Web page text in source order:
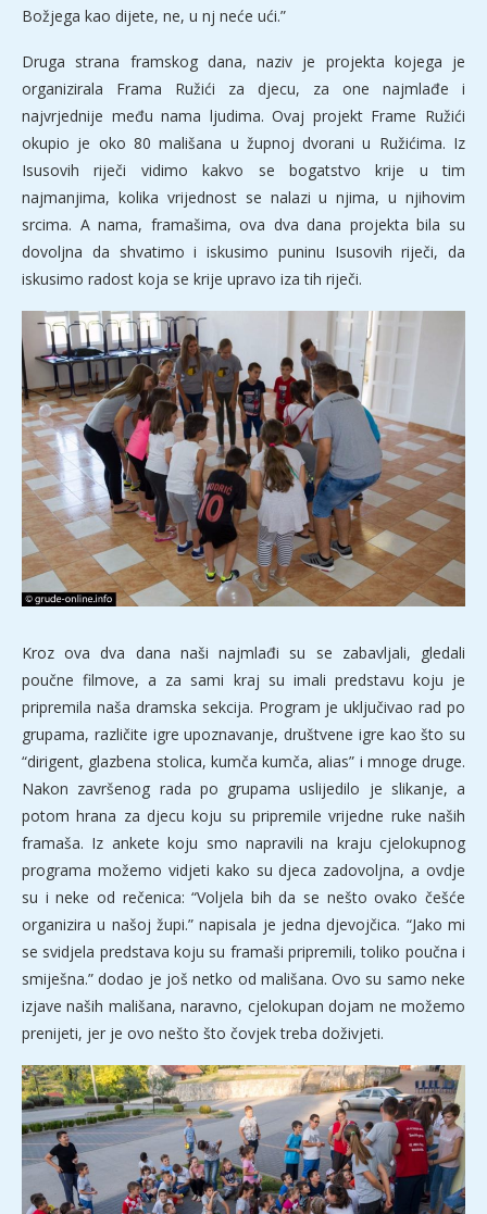
Božjega kao dijete, ne, u nj neće ući.”
Druga strana framskog dana, naziv je projekta kojega je
organizirala Frama Ružići za djecu, za one najmlađe i
najvrjednije među nama ljudima. Ovaj projekt Frame Ružići
okupio je oko 80 mališana u župnoj dvorani u Ružićima. Iz
Isusovih riječi vidimo kakvo se bogatstvo krije u tim
najmanjima, kolika vrijednost se nalazi u njima, u njihovim
srcima. A nama, framašima, ova dva dana projekta bila su
dovoljna da shvatimo i iskusimo puninu Isusovih riječi, da
iskusimo radost koja se krije upravo iza tih riječi.
Kroz ova dva dana naši najmlađi su se zabavljali, gledali
poučne filmove, a za sami kraj su imali predstavu koju je
pripremila naša dramska sekcija. Program je uključivao rad po
grupama, različite igre upoznavanje, društvene igre kao što su
“dirigent, glazbena stolica, kumča kumča, alias” i mnoge druge.
Nakon završenog rada po grupama uslijedilo je slikanje, a
potom hrana za djecu koju su pripremile vrijedne ruke naših
framaša. Iz ankete koju smo napravili na kraju cjelokupnog
programa možemo vidjeti kako su djeca zadovoljna, a ovdje
su i neke od rečenica: “Voljela bih da se nešto ovako češće
organizira u našoj župi.” napisala je jedna djevojčica. “Jako mi
se svidjela predstava koju su framaši pripremili, toliko poučna i
smiješna.” dodao je još netko od mališana. Ovo su samo neke
izjave naših mališana, naravno, cjelokupan dojam ne možemo
prenijeti, jer je ovo nešto što čovjek treba doživjeti.